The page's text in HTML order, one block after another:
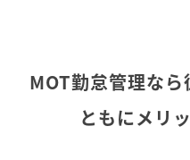
MOT勤怠管理な
ともにメリ